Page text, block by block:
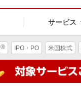
サービス
® IPO・PO 米国株式